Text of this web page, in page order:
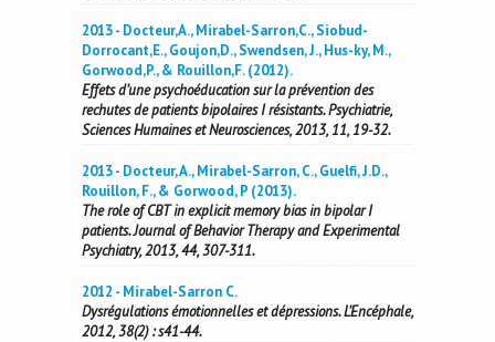
2013 - Docteur,A., Mirabel-Sarron,C., Siobud-
Dorrocant,E., Goujon,D., Swendsen, J., Hus-ky, M.,
Gorwood,P., & Rouillon,F. (2012).
Effets d’une psychoéducation sur la prévention des
rechutes de patients bipolaires I résistants. Psychiatrie,
Sciences Humaines et Neurosciences, 2013, 11, 19-32.
2013 - Docteur, A., Mirabel-Sarron, C., Guelfi, J.D.,
Rouillon, F., & Gorwood, P (2013).
The role of CBT in explicit memory bias in bipolar I
patients. Journal of Behavior Therapy and Experimental
Psychiatry, 2013, 44, 307-311.
2012 - Mirabel-Sarron C.
Dysrégulations émotionnelles et dépressions. L’Encéphale,
2012, 38(2) : s41-44.